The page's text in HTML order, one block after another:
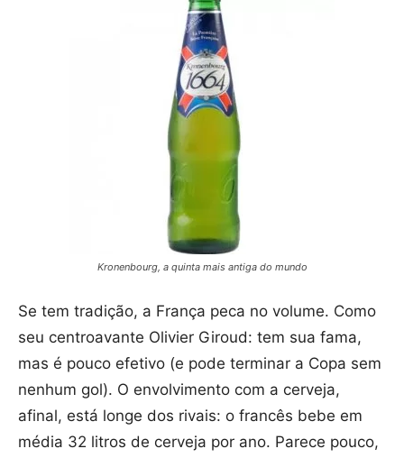
Kronenbourg, a quinta mais antiga do mundo
Se tem tradição, a França peca no volume. Como
seu centroavante Olivier Giroud: tem sua fama,
mas é pouco efetivo (e pode terminar a Copa sem
nenhum gol). O envolvimento com a cerveja,
afinal, está longe dos rivais: o francês bebe em
média 32 litros de cerveja por ano. Parece pouco,